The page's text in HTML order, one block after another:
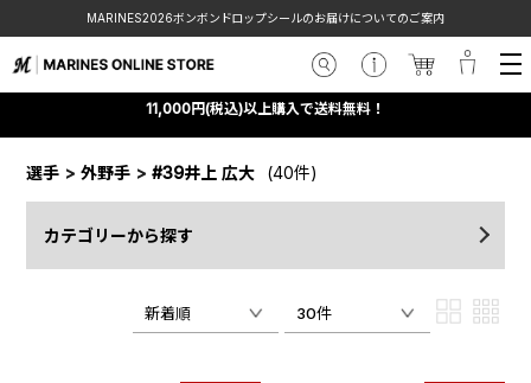
MARINES2026ボンボンドロップシールのお届けについてのご案内
11,000円(税込)以上購入で送料無料！
選手 >外野手 >#39井上 広大 (40件)
カテゴリーから探す
新着順 30件